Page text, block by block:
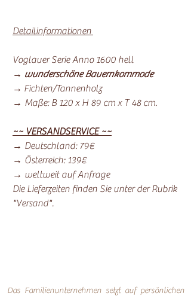
Detailinformationen
Voglauer Serie Anno 1600 hell
→ wunderschöne Bauernkommode
→ Fichten/Tannenholz
→ Maße: B 120 x H 89 cm x T 48 cm.
~~ VERSANDSERVICE ~~
→ Deutschland: 79€
→ Österreich: 139€
→ weltweit auf Anfrage
Die Lieferzeiten finden Sie unter der Rubrik
"Versand".
Das Familienunternehmen setzt auf persönlichen